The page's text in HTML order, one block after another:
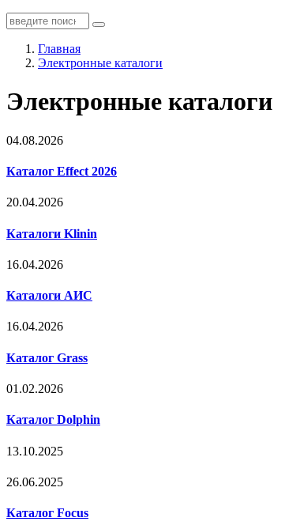
Главная
Электронные каталоги
Электронные каталоги
04.08.2026
Каталог Effect 2026
20.04.2026
Каталоги Klinin
16.04.2026
Каталоги АИС
16.04.2026
Каталог Grass
01.02.2026
Каталог Dolphin
13.10.2025
26.06.2025
Каталог Focus